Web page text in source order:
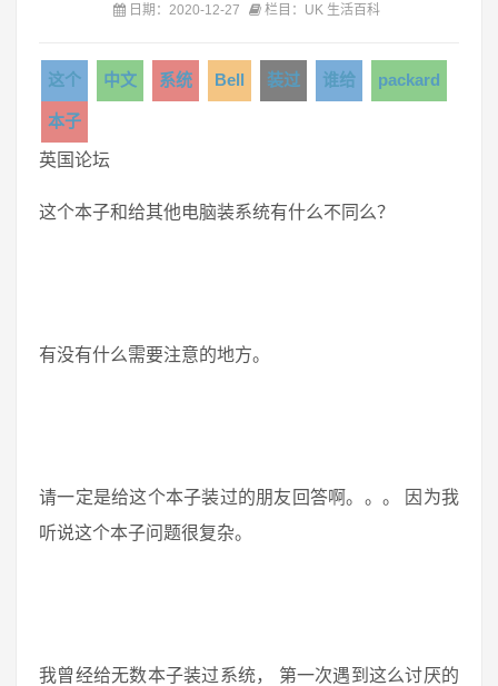
日期：2020-12-27 栏目：UK 生活百科
这个 中文 系统 Bell 装过 谁给 packard
本子
英国论坛
这个本子和给其他电脑装系统有什么不同么？
有没有什么需要注意的地方。
请一定是给这个本子装过的朋友回答啊。。。 因为我
听说这个本子问题很复杂。
我曾经给无数本子装过系统， 第一次遇到这么讨厌的